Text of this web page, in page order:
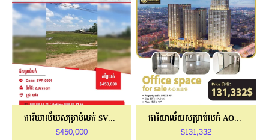
ការិយាល័យសម្រាប់លក់ SVR-0001
$450,000
ការិយាល័យសម្រាប់លក់ AOS23-001
$131,332